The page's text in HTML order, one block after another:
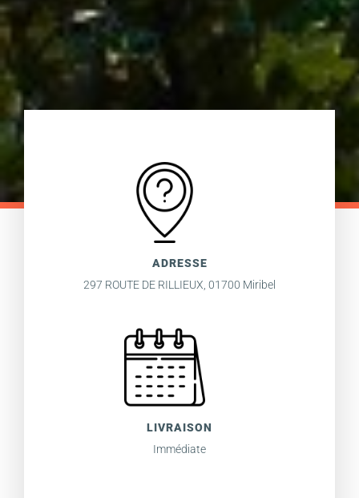
ADRESSE
297 ROUTE DE RILLIEUX, 01700 Miribel
LIVRAISON
Immédiate